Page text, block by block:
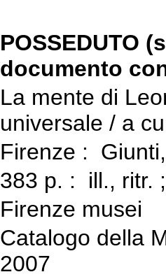
POSSEDUTO
documento
La mente di
universale / a
Firenze :
383 p. : ill.,
Firenze musei
Catalogo della
2007